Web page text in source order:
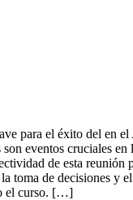
para el éxito del en
son eventos cruciales en
de esta reunión
toma de decisiones y
el curso. […]